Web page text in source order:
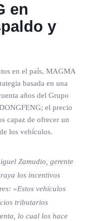
en
y
en el país, MAGMA
basada en una
años del Grupo
el precio
capaz de ofrecer un
los vehículos.
Zamudio, gerente
los incentivos
«Estos vehículos
tributarios
lo cual los hace